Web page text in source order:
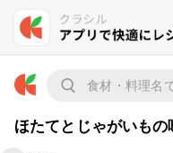
ほたてとじゃがいも